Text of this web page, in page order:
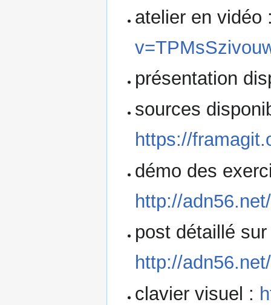
atelier en
présentation
sources
https://
démo des
http://
post détaillé
http://
clavier visuel :